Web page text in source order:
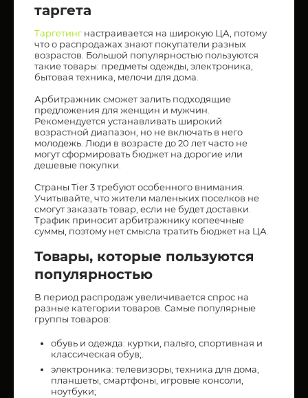
таргета
Таргетингнастраивается на широкую ЦА, потому
что о распродажах знают покупатели разных
возрастов. Большой популярностью пользуются
такие товары: предметы одежды, электроника,
бытовая техника, мелочи для дома.
Арбитражник сможет залить подходящие
предложения для женщин и мужчин.
Рекомендуется устанавливать широкий
возрастной диапазон, но не включать в него
молодежь. Люди в возрасте до 20 лет часто не
могут сформировать бюджет на дорогие или
дешевые покупки.
Страны Tier 3 требуют особенного внимания.
Учитывайте, что жители маленьких поселков не
смогут заказать товар, если не будет доставки.
Трафик приносит арбитражнику копеечные
суммы, поэтому нет смысла тратить бюджет на ЦА.
Товары, которые пользуются
популярностью
В период распродаж увеличивается спрос на
разные категории товаров. Самые популярные
группы товаров:
обувь и одежда: куртки, пальто, спортивная и
классическая обув;.
электроника: телевизоры, техника для дома,
планшеты, смартфоны, игровые консоли,
ноутбуки;